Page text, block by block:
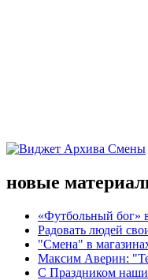
новые
«Футбольный бог»
Радовать людей
"Смена" в
Максим Аверин:
С Праздником